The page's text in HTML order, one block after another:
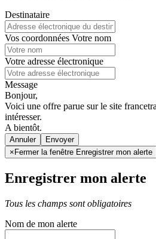
Destinataire
Vos coordonnées Votre nom
Votre adresse électronique
Message
Bonjour,
Voici une offre parue sur le site
intéresser.
A bientôt.
Annuler
× Fermer la fenêtre Enregistrer mon alerte
Enregistrer mon alerte
Tous les champs sont obligatoires
Nom de mon alerte